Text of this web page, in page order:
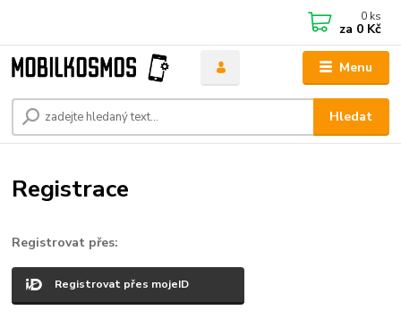
Menu
Hledat
0 ks
za 0 Kč
Registrace
Registrovat přes:
Registrovat přes mojeID